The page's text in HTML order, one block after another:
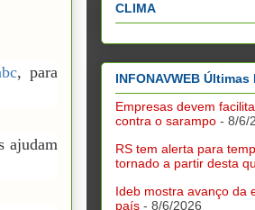
, para
ajudam
CLIMA
INFONAVWEB
Empresas devem
contra o sarampo - 8/6/
RS tem alerta para
tornado a partir desta
Ideb mostra avanço da
país - 8/6/2026